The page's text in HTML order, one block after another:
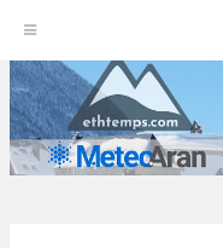
k
i
p